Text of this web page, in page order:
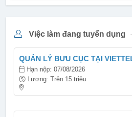
Việc làm đang tuyển dụng
QUẢN LÝ BƯU CỤC TẠI
Hạn nộp: 07/08/2026
Lương: Trên 15 triệu